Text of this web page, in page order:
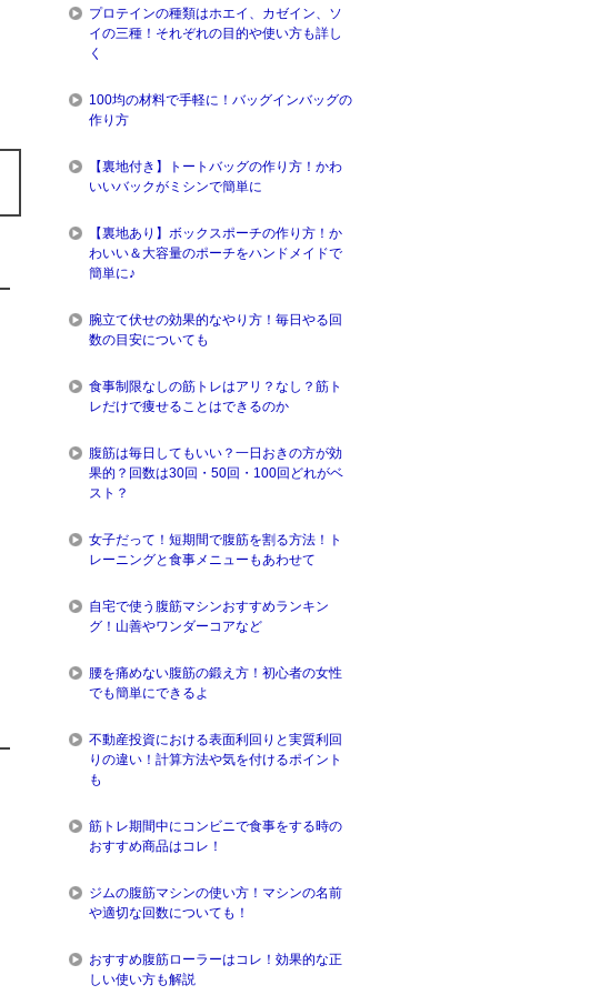
プロテインの種類はホエイ、カゼイン、ソ
イの三種！それぞれの目的や使い方も詳し
く
100均の材料で手軽に！バッグインバッグの
作り方
【裏地付き】トートバッグの作り方！かわ
いいバックがミシンで簡単に
【裏地あり】ボックスポーチの作り方！か
わいい＆大容量のポーチをハンドメイドで
簡単に♪
腕立て伏せの効果的なやり方！毎日やる回
数の目安についても
食事制限なしの筋トレはアリ？なし？筋ト
レだけで痩せることはできるのか
腹筋は毎日してもいい？一日おきの方が効
果的？回数は30回・50回・100回どれがベ
スト？
女子だって！短期間で腹筋を割る方法！ト
レーニングと食事メニューもあわせて
自宅で使う腹筋マシンおすすめランキン
グ！山善やワンダーコアなど
腰を痛めない腹筋の鍛え方！初心者の女性
でも簡単にできるよ
不動産投資における表面利回りと実質利回
りの違い！計算方法や気を付けるポイント
も
筋トレ期間中にコンビニで食事をする時の
おすすめ商品はコレ！
ジムの腹筋マシンの使い方！マシンの名前
や適切な回数についても！
おすすめ腹筋ローラーはコレ！効果的な正
しい使い方も解説